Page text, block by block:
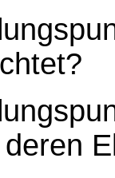
deren